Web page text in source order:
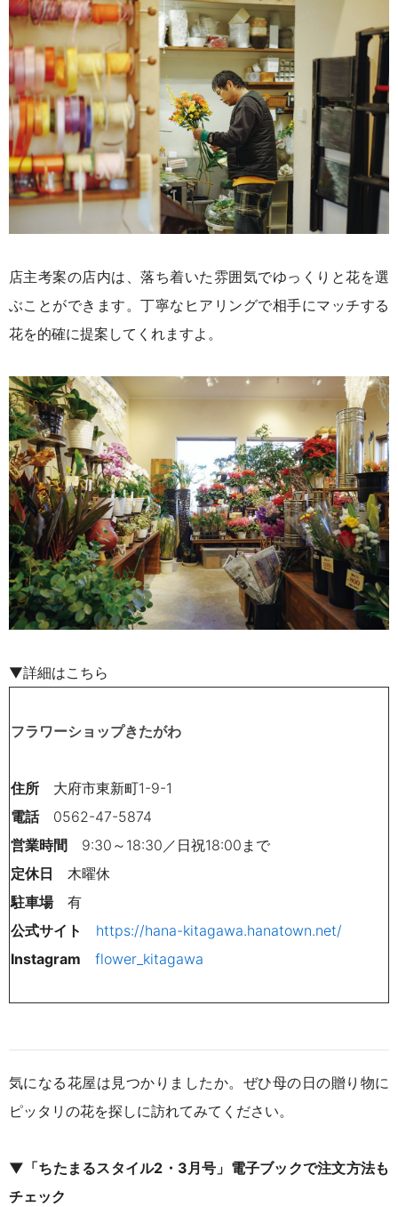
店主考案の店内は、落ち着いた雰囲気でゆっくりと花を選
ぶことができます。丁寧なヒアリングで相手にマッチする
花を的確に提案してくれますよ。
▼詳細はこちら
フラワーショップきたがわ
住所 大府市東新町1-9-1
電話0562-47-5874
営業時間 9:30～18:30／日祝18:00まで
定休日 木曜休
駐車場有
公式サイト
https://hana-kitagawa.hanatown.net/
Instagram
flower_kitagawa
気になる花屋は見つかりましたか。ぜひ母の日の贈り物に
ピッタリの花を探しに訪れてみてください。
▼「ちたまるスタイル2・3月号」電子ブックで注文方法も
チェック